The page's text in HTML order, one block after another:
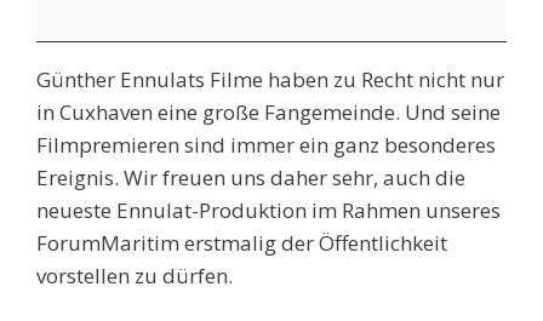
die
Nordseekrabbe"
Günther Ennulats Filme haben zu Recht nicht nur
in Cuxhaven eine große Fangemeinde. Und seine
Filmpremieren sind immer ein ganz besonderes
Ereignis. Wir freuen uns daher sehr, auch die
neueste Ennulat-Produktion im Rahmen unseres
ForumMaritim erstmalig der Öffentlichkeit
vorstellen zu dürfen.